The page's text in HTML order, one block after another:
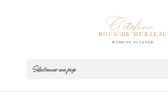
Sélectionner une page